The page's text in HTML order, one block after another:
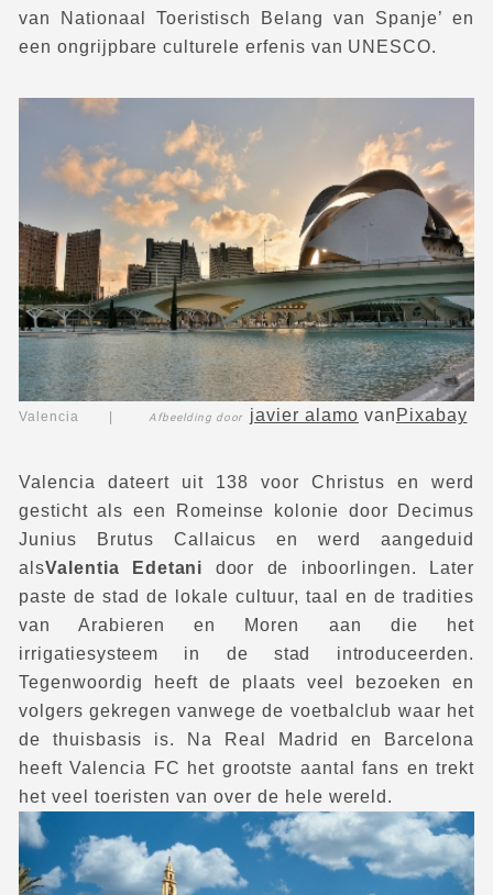
van Nationaal Toeristisch Belang van Spanje’ en
een ongrijpbare culturele erfenis van UNESCO.
Valencia |Afbeelding door javier alamo van Pixabay
Valencia dateert uit 138 voor Christus en werd
gesticht als een Romeinse kolonie door Decimus
Junius Brutus Callaicus en werd aangeduid
alsValentia Edetani door de inboorlingen. Later
paste de stad de lokale cultuur, taal en de tradities
van Arabieren en Moren aan die het
irrigatiesysteem in de stad introduceerden.
Tegenwoordig heeft de plaats veel bezoeken en
volgers gekregen vanwege de voetbalclub waar het
de thuisbasis is. Na Real Madrid en Barcelona
heeft Valencia FC het grootste aantal fans en trekt
het veel toeristen van over de hele wereld.